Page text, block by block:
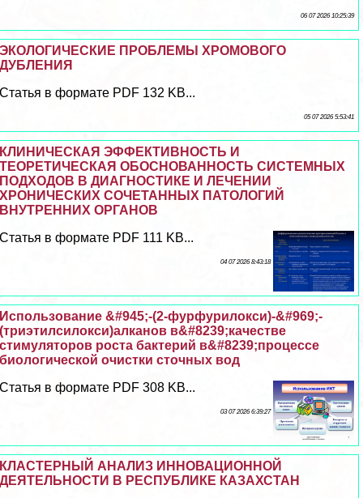
06 07 2026 10:25:39
ЭКОЛОГИЧЕСКИЕ ПРОБЛЕМЫ ХРОМОВОГО
ДУБЛЕНИЯ
Статья в формате PDF 132 KB...
05 07 2026 5:53:41
КЛИНИЧЕСКАЯ ЭФФЕКТИВНОСТЬ И
ТЕОРЕТИЧЕСКАЯ ОБОСНОВАННОСТЬ СИСТЕМНЫХ
ПОДХОДОВ В ДИАГНОСТИКЕ И ЛЕЧЕНИИ
ХРОНИЧЕСКИХ СОЧЕТАННЫХ ПАТОЛОГИЙ
ВНУТРЕННИХ ОРГАНОВ
Статья в формате PDF 111 KB...
04 07 2026 8:43:18
Использование &#945;-(2-фурфурилокси)-&#969;-
(триэтилсилокси)алканов в&#8239;качестве
стимуляторов роста бактерий в&#8239;процессе
биологической очистки сточных вод
Статья в формате PDF 308 KB...
03 07 2026 6:39:27
КЛАСТЕРНЫЙ АНАЛИЗ ИННОВАЦИОННОЙ
ДЕЯТЕЛЬНОСТИ В РЕСПУБЛИКЕ КАЗАХСТАН